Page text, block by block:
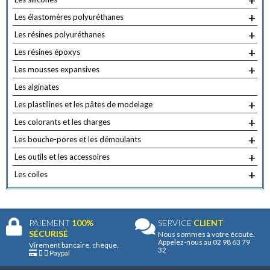
choisies
la
page
du
+
Les élastomères polyuréthanes
+
Les résines polyuréthanes
+
Les résines époxys
+
Les mousses expansives
Les alginates
+
Les plastilines et les pâtes de modelage
+
Les colorants et les charges
+
Les bouche-pores et les démoulants
+
Les outils et les accessoires
+
Les colles
PAIEMENT 100%
SÉCURISÉ
Virement bancaire, chèque,
Paypal
SERVICE CLIENT
Nous sommes à votre écoute.
Appelez-nous au 02 98 63 79
32